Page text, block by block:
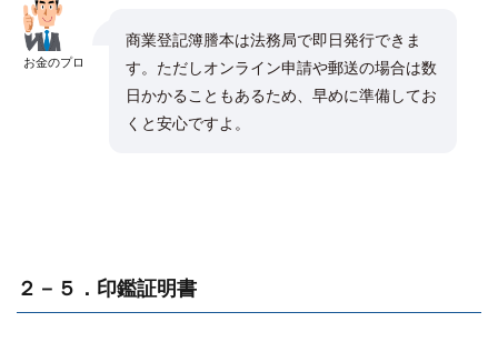
お金のプロ
商業登記簿謄本は法務局で即日発行できま
す。ただしオンライン申請や郵送の場合は数
日かかることもあるため、早めに準備してお
くと安心ですよ。
２－５．印鑑証明書